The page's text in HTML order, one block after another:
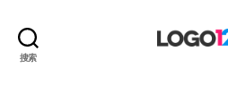
搜索